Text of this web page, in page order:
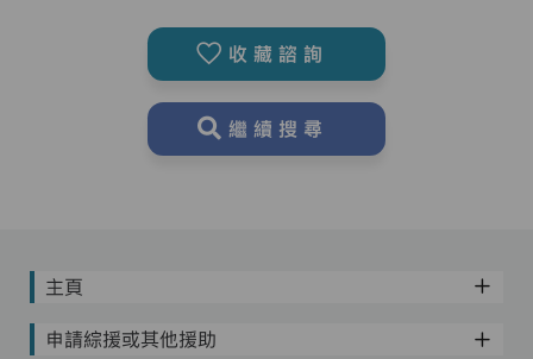
收藏諮詢
繼續搜尋
主頁
申請綜援或其他援助